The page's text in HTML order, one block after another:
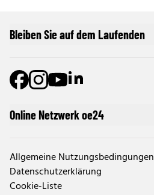
Online Netzwerk oe24
Allgemeine Nutzungsbedingungen
Datenschutzerklärung
Cookie-Liste
Bleiben Sie auf dem Laufenden